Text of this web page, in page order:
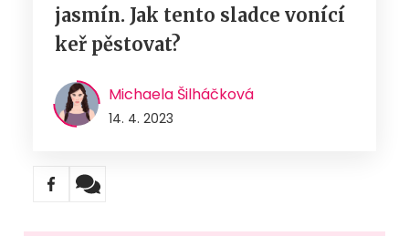
jasmín. Jak tento sladce vonící
keř pěstovat?
Michaela Šilháčková
14. 4. 2023